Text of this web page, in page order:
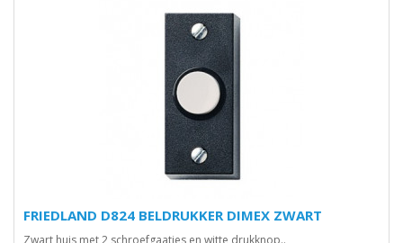
FRIEDLAND D824 BELDRUKKER DIMEX ZWART
Zwart huis met 2 schroefgaatjes en witte drukknop..